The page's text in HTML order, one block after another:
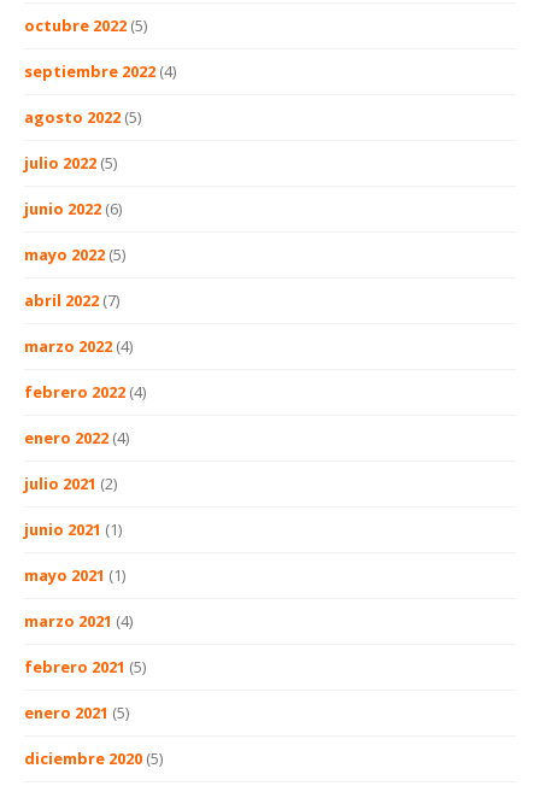
octubre 2022 (5)
septiembre 2022 (4)
agosto 2022 (5)
julio 2022 (5)
junio 2022 (6)
mayo 2022 (5)
abril 2022 (7)
marzo 2022 (4)
febrero 2022 (4)
enero 2022 (4)
julio 2021 (2)
junio 2021 (1)
mayo 2021 (1)
marzo 2021 (4)
febrero 2021 (5)
enero 2021 (5)
diciembre 2020 (5)